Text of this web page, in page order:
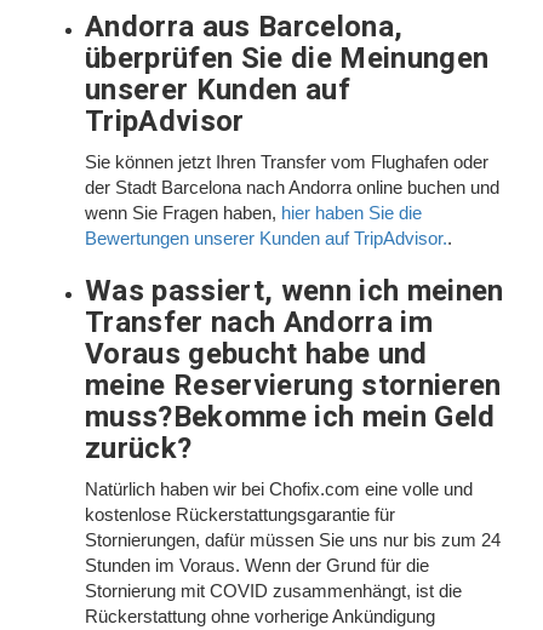
Andorra aus Barcelona,
überprüfen Sie die Meinungen
unserer Kunden auf
TripAdvisor
Sie können jetzt Ihren Transfer vom Flughafen oder
der Stadt Barcelona nach Andorra online buchen und
wenn Sie Fragen haben, hier haben Sie die
Bewertungen unserer Kunden auf TripAdvisor..
Was passiert, wenn ich meinen
Transfer nach Andorra im
Voraus gebucht habe und
meine Reservierung stornieren
muss?Bekomme ich mein Geld
zurück?
Natürlich haben wir bei Chofix.com eine volle und
kostenlose Rückerstattungsgarantie für
Stornierungen, dafür müssen Sie uns nur bis zum 24
Stunden im Voraus. Wenn der Grund für die
Stornierung mit COVID zusammenhängt, ist die
Rückerstattung ohne vorherige Ankündigung